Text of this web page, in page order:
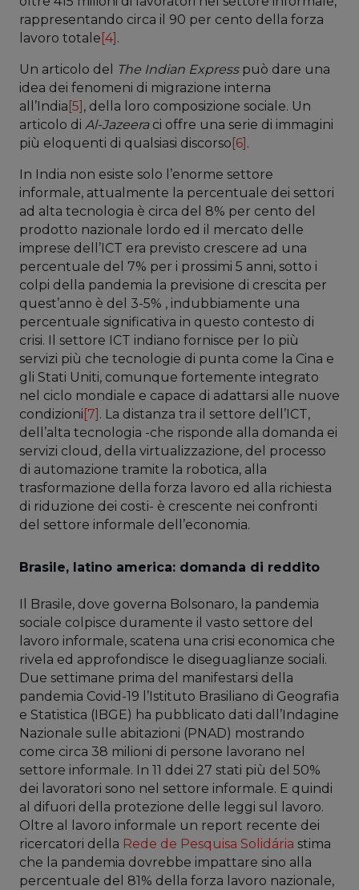
rappresentando circa il 90 per cento della forza
lavoro totale [4] .
Un articolo del The Indian Expresspuò dare una
idea dei fenomeni di migrazione interna
all’India [5] , della loro composizione sociale. Un
articolo di Al-Jazeeraci offre una serie di immagini
più eloquenti di qualsiasi discorso [6] .
In India non esiste solo l’enorme settore
informale, attualmente la percentuale dei settori
ad alta tecnologia è circa del 8% per cento del
prodotto nazionale lordo ed il mercato delle
imprese dell’ICT era previsto crescere ad una
percentuale del 7% per i prossimi 5 anni, sotto i
colpi della pandemia la previsione di crescita per
quest’anno è del 3-5% , indubbiamente una
percentuale significativa in questo contesto di
crisi. Il settore ICT indiano fornisce per lo più
servizi più che tecnologie di punta come la Cina e
gli Stati Uniti, comunque fortemente integrato
nel ciclo mondiale e capace di adattarsi alle nuove
condizioni [7] . La distanza tra il settore dell’ICT,
dell’alta tecnologia -che risponde alla domanda ei
servizi cloud, della virtualizzazione, del processo
di automazione tramite la robotica, alla
trasformazione della forza lavoro ed alla richiesta
di riduzione dei costi- è crescente nei confronti
del settore informale dell’economia.
Brasile, latino america: domanda di reddito
Il Brasile, dove governa Bolsonaro, la pandemia
sociale colpisce duramente il vasto settore del
lavoro informale, scatena una crisi economica che
rivela ed approfondisce le diseguaglianze sociali.
Due settimane prima del manifestarsi della
pandemia Covid-19 l’Istituto Brasiliano di Geografia
e Statistica (IBGE) ha pubblicato dati dall’Indagine
Nazionale sulle abitazioni (PNAD) mostrando
come circa 38 milioni di persone lavorano nel
settore informale. In 11 ddei 27 stati più del 50%
dei lavoratori sono nel settore informale. E quindi
al difuori della protezione delle leggi sul lavoro.
Oltre al lavoro informale un report recente dei
ricercatori della Rede de Pesquisa Solidária stima
che la pandemia dovrebbe impattare sino alla
percentuale del 81% della forza lavoro nazionale,